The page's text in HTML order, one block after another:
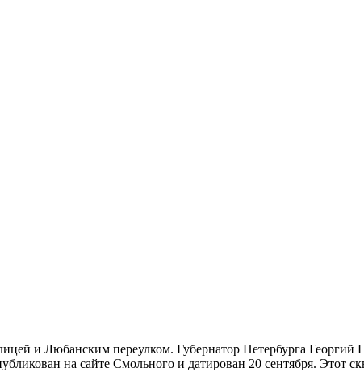
и Любанским переулком. Губернатор Петербурга Георгий
на сайте Смольного и датирован 20 сентября. Этот